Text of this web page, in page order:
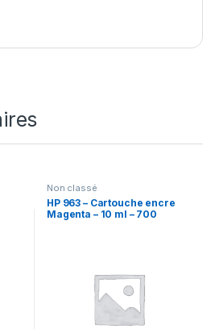
Non classé
HP 963 – Cartouche encre
Magenta – 10 ml – 700